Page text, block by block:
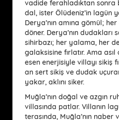
vadide ferahladıktan sonra
dal, ister Ölüdeniz’in lagün
Derya’nın amına gömül;
döner. Derya’nın dudakları
sihirbazı; her yalama, her
galaksisine fırlatır. Ama
esen enerjisiyle villayı sikiş
an sert sikiş ve dudak
yakar, aklını siker.
Muğla’nın doğal ve azgın
villasında patlar. Villanın
terasında, Muğla’nın